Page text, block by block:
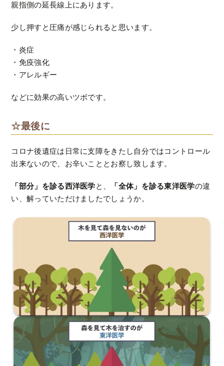
親指側の延長線上にあります。
少し押すと圧痛が感じられると思います。
・炎症
・免疫強化
・アレルギー
などに効果の高いツボです。
☆最後に
コロナ後遺症は日常に支障をきたし自分ではコントロール
出来ないので、お辛いこととお察し致します。
「部分」を診る西洋医学と、 「全体」を診る東洋医学の違
い、解っていただけましたでしょうか。